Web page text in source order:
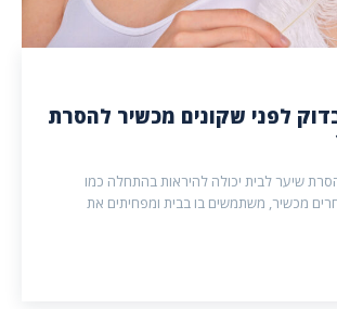
לפני שקונים מכשיר להסרת
שיער לבית יכולה להיראות בהתחלה כמו
מכשיר, משתמשים בו בבית ומפחיתים את